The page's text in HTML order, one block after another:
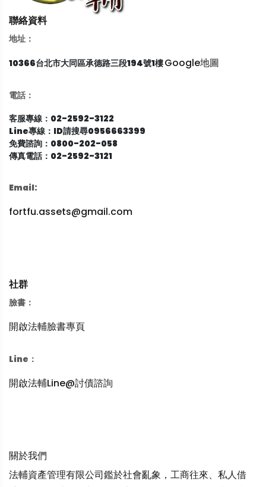
聯絡資料
地址：
10366台北市大同區承德路三段194號1樓Google地圖
電話：
客服專線：02-2592-3122
Line專線：ID請搜尋0956663399
免費諮詢：0800-202-058
傳真電話：02-2592-3121
Email:
fortfu.assets@gmail.com
社群
臉書：
開啟法輔臉書專頁
Line：
開啟法輔Line@討債諮詢
關於我們
法輔資產管理有限公司鑑於社會亂象，工商往來、私人借